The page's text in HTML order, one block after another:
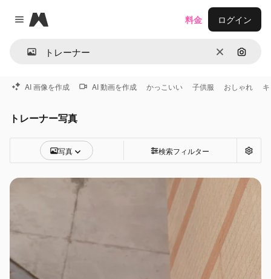
Close menu
Magnific
消去 画像で
料金 ログイン
AI 画像を作成 AI 動画を作成 かっこいい 子供服 おしゃれ
トレーナー写真
写真 検索フィルター